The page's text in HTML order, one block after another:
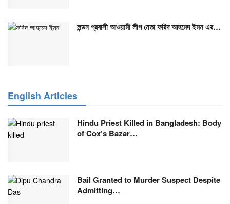
লন্ডন প্রবাসী আওয়ামী লীগ নেতা ফরিদ আহমেদ ইমন এর…
English Articles
Hindu Priest Killed in Bangladesh: Body
of Cox’s Bazar…
Bail Granted to Murder Suspect Despite
Admitting…